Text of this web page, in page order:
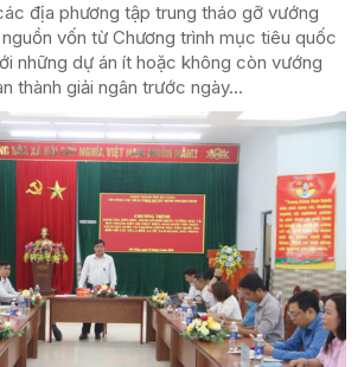
địa phương tập trung tháo gỡ vướng
vốn từ Chương trình mục tiêu quốc
những dự án ít hoặc không còn vướng
thành giải ngân trước ngày...